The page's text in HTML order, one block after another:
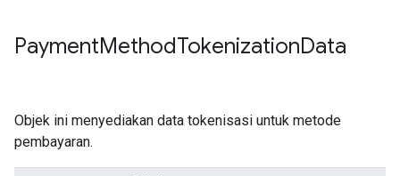
PaymentMethodTokenizationData
Objek ini menyediakan data tokenisasi untuk metode
pembayaran.